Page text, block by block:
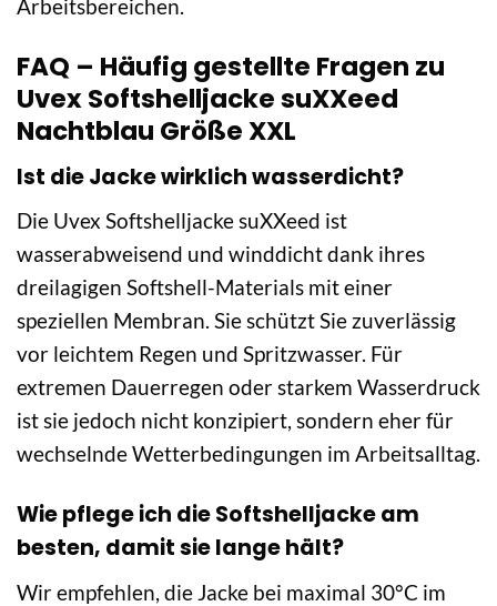
Arbeitsbereichen.
FAQ – Häufig gestellte Fragen zu
Uvex Softshelljacke suXXeed
Nachtblau Größe XXL
Ist die Jacke wirklich wasserdicht?
Die Uvex Softshelljacke suXXeed ist
wasserabweisend und winddicht dank ihres
dreilagigen Softshell-Materials mit einer
speziellen Membran. Sie schützt Sie zuverlässig
vor leichtem Regen und Spritzwasser. Für
extremen Dauerregen oder starkem Wasserdruck
ist sie jedoch nicht konzipiert, sondern eher für
wechselnde Wetterbedingungen im Arbeitsalltag.
Wie pflege ich die Softshelljacke am
besten, damit sie lange hält?
Wir empfehlen, die Jacke bei maximal 30°C im